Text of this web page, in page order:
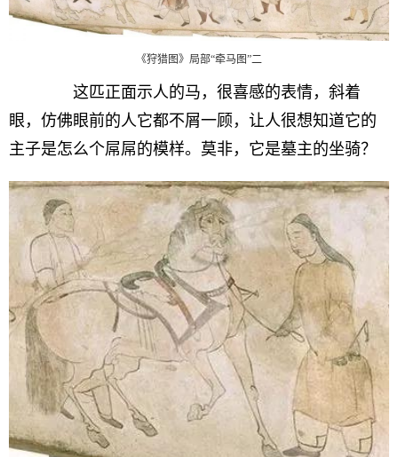
《狩猎图》局部“牵马图”二
这匹正面示人的马，很喜感的表情，斜着
眼，仿佛眼前的人它都不屑一顾，让人很想知道它的
主子是怎么个屌屌的模样。莫非，它是墓主的坐骑？